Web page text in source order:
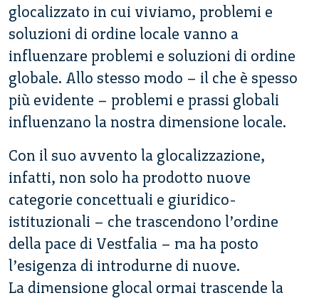
glocalizzato in cui viviamo, problemi e
soluzioni di ordine locale vanno a
influenzare problemi e soluzioni di ordine
globale. Allo stesso modo – il che è spesso
più evidente – problemi e prassi globali
influenzano la nostra dimensione locale.
Con il suo avvento la glocalizzazione,
infatti, non solo ha prodotto nuove
categorie concettuali e giuridico-
istituzionali – che trascendono l’ordine
della pace di Vestfalia – ma ha posto
l’esigenza di introdurne di nuove.
La dimensione glocal ormai trascende la